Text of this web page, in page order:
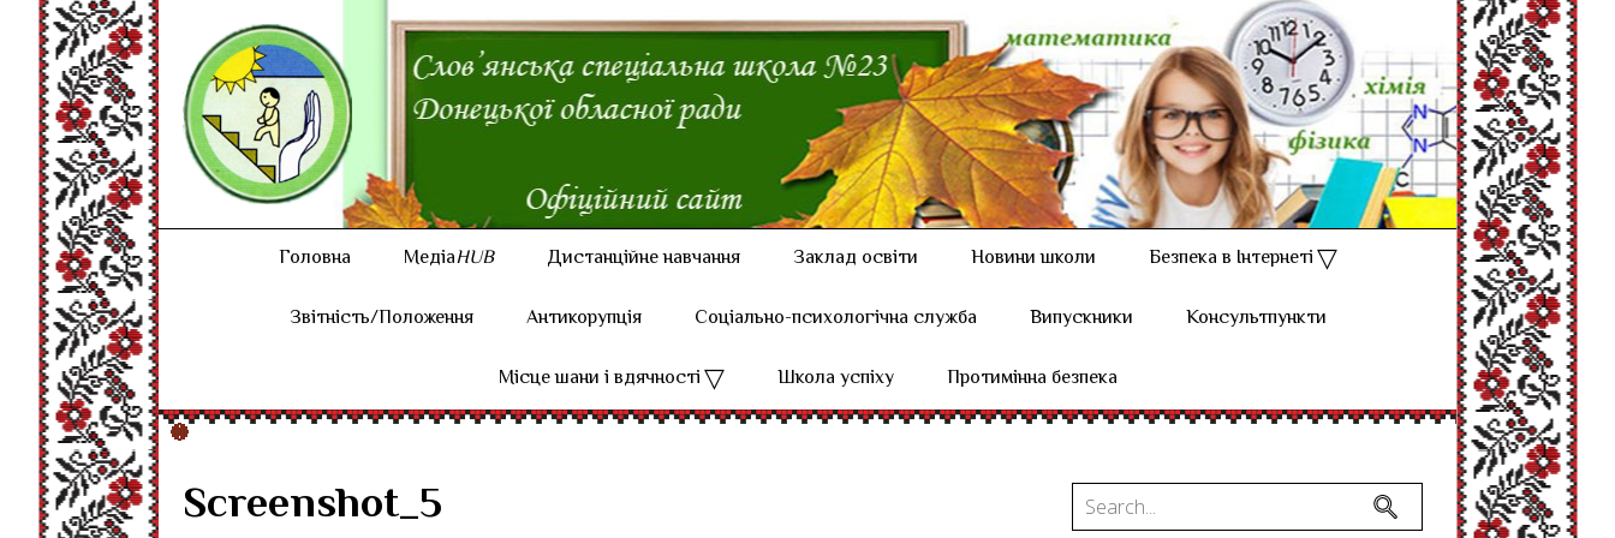
Головна МедіаHUB Дистанційне навчання Заклад освіти Новини школи
Безпека в Інтернеті
Звітність/Положення
Антикорупція Соціально-психологічна служба Випускники
Консультпункти
Місце шани і вдячності
Школа успіху Протимінна безпека
Screenshot_5